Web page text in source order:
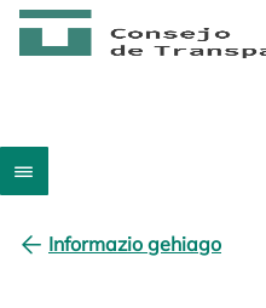
Informazio gehiago